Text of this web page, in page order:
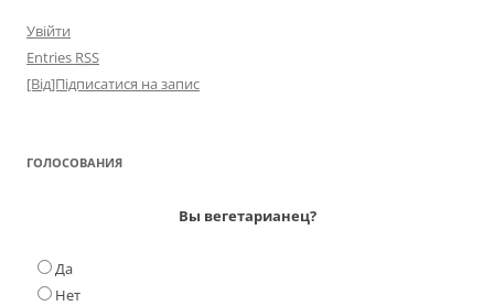
Увійти
Entries RSS
[Від]Підписатися на запис
ГОЛОСОВАНИЯ
Вы вегетарианец?
Да
Нет